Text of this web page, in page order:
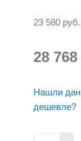
23 580 руб.
28
Нашли
дешевле?